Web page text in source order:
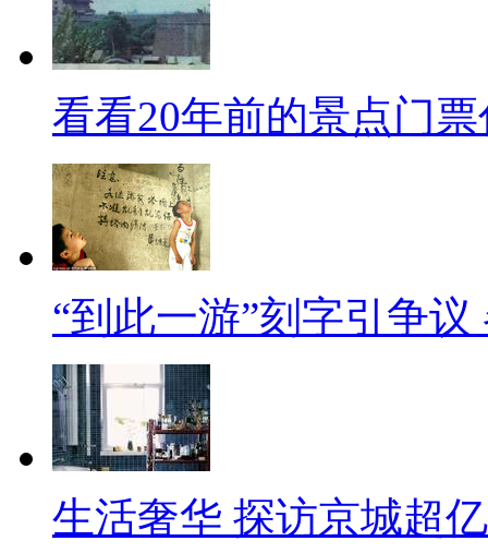
看看20年前的景点门
“到此一游”刻字引争
生活奢华 探访京城超